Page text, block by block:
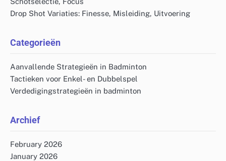
Drop Shot Variaties: Finesse, Misleiding, Uitvoering
Categorieën
Aanvallende Strategieën in Badminton
Tactieken voor Enkel- en Dubbelspel
Verdedigingstrategieën in badminton
Archief
February 2026
January 2026